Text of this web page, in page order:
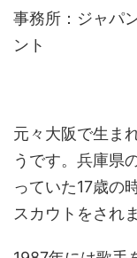
事務所：ジャパ
ント
元々大阪で生ま
うです。兵庫県
っていた17歳の
スカウトをされ